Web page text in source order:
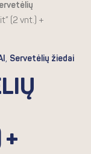
(2 vnt.) +
, Servetėlių žiedai
+